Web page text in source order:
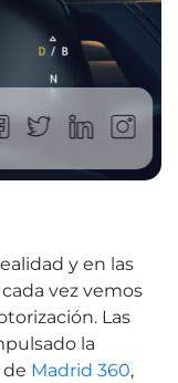
y en las
vez vemos
Las
la
de Madrid 360,